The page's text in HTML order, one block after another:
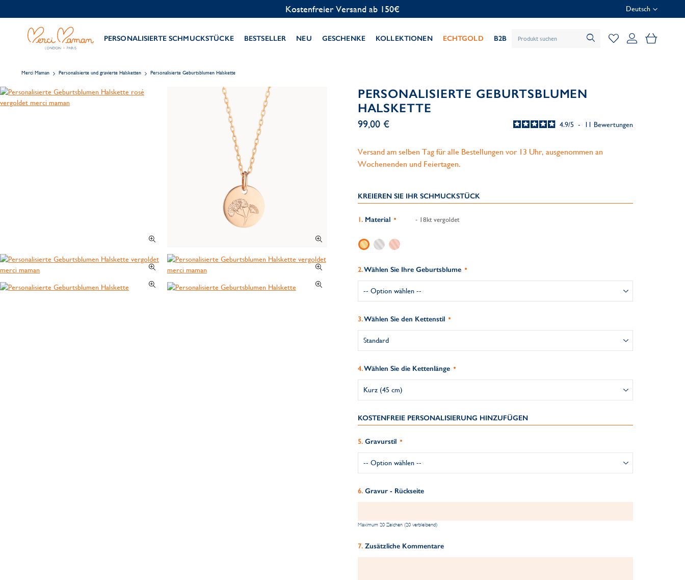
Kostenlose Personalisierung Deutsch
PERSONALISIERTE SCHMUCKSTÜCKE BESTSELLER NEU GESCHENKE KOLLEKTIONEN ECHTGOLD B2B Mein
Merci Maman Personalisierte und gravierte Halsketten Personalisierte Geburtsblumen Halskette
PERSONALISIERTE GEBURTSBLUMEN
HALSKETTE
4.9/5 - 11 Bewertungen
99,00 €
Versand am selben Tag für alle Bestellungen vor 13 Uhr, ausgenommen an
Wochenenden und Feiertagen.
KREIEREN SIE IHR SCHMUCKSTÜCK
Material - 18kt vergoldet
Wählen Sie Ihre Geburtsblume
Wählen Sie den Kettenstil
Wählen Sie die Kettenlänge
KOSTENFREIE PERSONALISIERUNG HINZUFÜGEN
Gravurstil
Gravur - Rückseite
Maximum 20 Zeichen (20 verbleibend)
Zusätzliche Kommentare